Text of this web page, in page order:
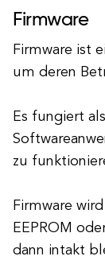
Firmware
Firmware ist
um deren
Es fungiert
zu
Firmware
EEPROM
dann intakt